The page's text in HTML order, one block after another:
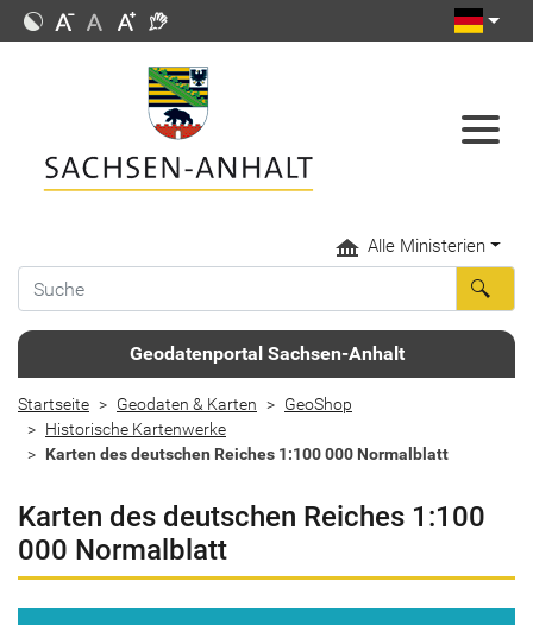
Alle Ministerien
Geodatenportal Sachsen-Anhalt
Startseite Geodaten & Karten
GeoShop
Historische Kartenwerke
Karten des deutschen Reiches 1:100 000 Normalblatt
Karten des deutschen Reiches 1:100
000 Normalblatt